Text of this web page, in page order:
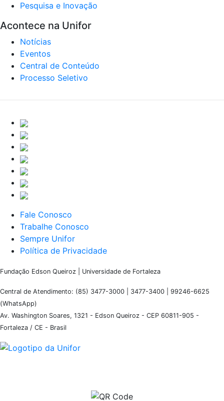
Pesquisa e Inovação
Acontece na Unifor
Notícias
Eventos
Central de Conteúdo
Processo Seletivo
Fale Conosco
Trabalhe Conosco
Sempre Unifor
Política de Privacidade
Fundação Edson Queiroz | Universidade de Fortaleza
Central de Atendimento: (85) 3477-3000 | 3477-3400 | 99246-6625
(WhatsApp)
Av. Washington Soares, 1321 - Edson Queiroz - CEP 60811-905 -
Fortaleza / CE - Brasil